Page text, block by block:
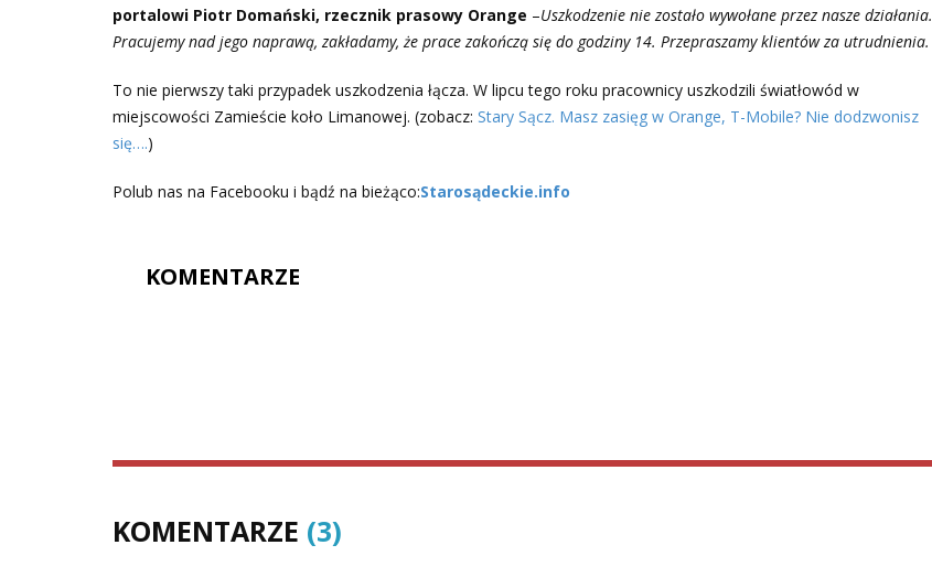
portalowi Piotr Domański, rzecznik prasowy Orange –Uszkodzenie nie zostało wywołane przez nasze działania.
Pracujemy nad jego naprawą, zakładamy, że prace zakończą się do godziny 14. Przepraszamy klientów za utrudnienia.
To nie pierwszy taki przypadek uszkodzenia łącza. W lipcu tego roku pracownicy uszkodzili światłowód w
miejscowości Zamieście koło Limanowej. (zobacz: Stary Sącz. Masz zasięg w Orange, T-Mobile? Nie dodzwonisz
się….)
Polub nas na Facebooku i bądź na bieżąco:Starosądeckie.info
KOMENTARZE
KOMENTARZE (3)